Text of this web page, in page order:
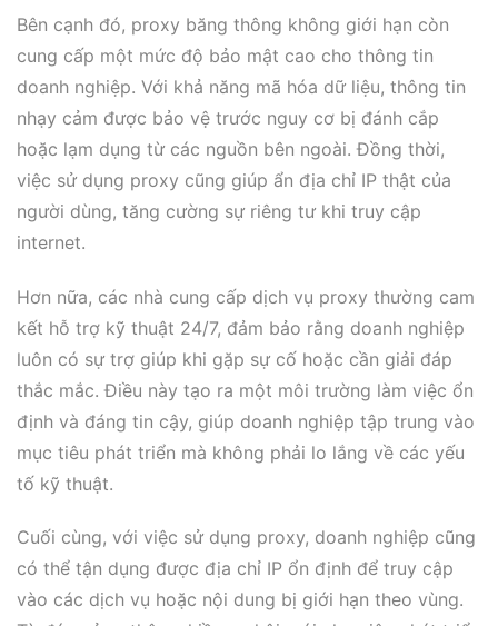
Bên cạnh đó, proxy băng thông không giới hạn còn
cung cấp một mức độ bảo mật cao cho thông tin
doanh nghiệp. Với khả năng mã hóa dữ liệu, thông tin
nhạy cảm được bảo vệ trước nguy cơ bị đánh cắp
hoặc lạm dụng từ các nguồn bên ngoài. Đồng thời,
việc sử dụng proxy cũng giúp ẩn địa chỉ IP thật của
người dùng, tăng cường sự riêng tư khi truy cập
internet.
Hơn nữa, các nhà cung cấp dịch vụ proxy thường cam
kết hỗ trợ kỹ thuật 24/7, đảm bảo rằng doanh nghiệp
luôn có sự trợ giúp khi gặp sự cố hoặc cần giải đáp
thắc mắc. Điều này tạo ra một môi trường làm việc ổn
định và đáng tin cậy, giúp doanh nghiệp tập trung vào
mục tiêu phát triển mà không phải lo lắng về các yếu
tố kỹ thuật.
Cuối cùng, với việc sử dụng proxy, doanh nghiệp cũng
có thể tận dụng được địa chỉ IP ổn định để truy cập
vào các dịch vụ hoặc nội dung bị giới hạn theo vùng.